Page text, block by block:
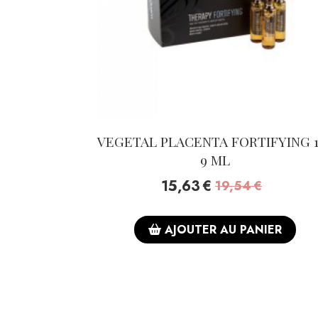
VEGETAL PLACENTA FORTIFYING
9 ML
15,63€ 19,54€
AJOUTER AU PANIER